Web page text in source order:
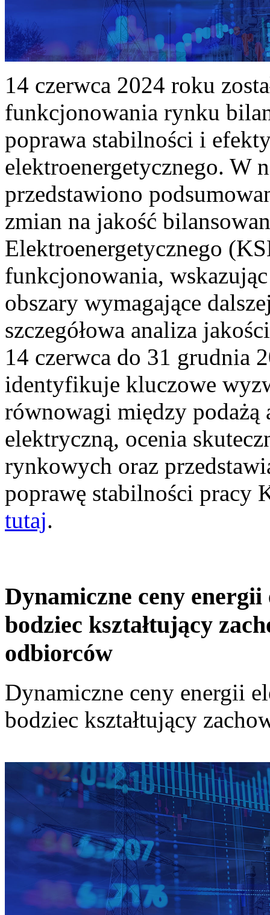
14 czerwca 2024 roku
funkcjonowania rynku
poprawa stabilności i
elektroenergetycznego. W
przedstawiono
zmian na jakość
Elektroenergetycznego
funkcjonowania,
obszary wymagające
szczegółowa analiza
14 czerwca do 31 grudnia
identyfikuje kluczowe
równowagi między podażą
elektryczną, ocenia
rynkowych oraz
poprawę stabilności pracy
tutaj.
Dynamiczne ceny
bodziec kształtujący
odbiorców
Dynamiczne ceny energii
bodziec kształtujący